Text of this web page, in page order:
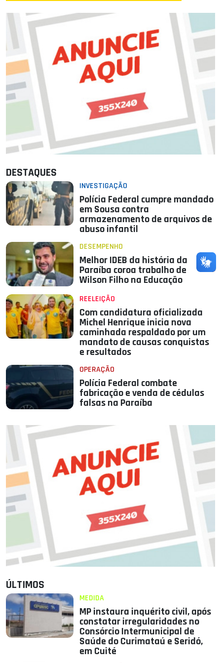
DESTAQUES
INVESTIGAÇÃO
Polícia Federal cumpre mandado
em Sousa contra
armazenamento de arquivos de
abuso infantil
DESEMPENHO
Melhor IDEB da história da
Paraíba coroa trabalho de
Wilson Filho na Educação
REELEIÇÃO
Com candidatura oficializada
Michel Henrique inicia nova
caminhada respaldado por um
mandato de causas conquistas
e resultados
OPERAÇÃO
Polícia Federal combate
fabricação e venda de cédulas
falsas na Paraíba
ÚLTIMOS
MEDIDA
MP instaura inquérito civil, após
constatar irregularidades no
Consórcio Intermunicipal de
Saúde do Curimataú e Seridó,
em Cuité